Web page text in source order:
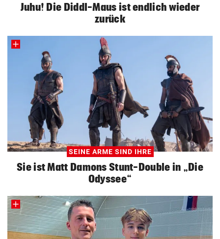
Juhu! Die Diddl-Maus ist endlich wieder
zurück
SEINE ARME SIND IHRE
Sie ist Matt Damons Stunt-Double in „Die
Odyssee“